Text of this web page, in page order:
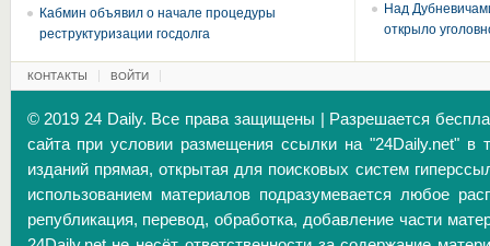
Кабмин объявил о начале процедуры
реструктуризации госдолга
Над
открыло
КОНТАКТЫ ВОЙТИ
© 2019 24 Daily. Все права защищены | Разрешается
сайта при условии размещения ссылки на "24Daily.net" в
изданий прямая, открытая для поисковых систем
использованием материалов подразумевается любое
републикация, перевод, обработка, добавление части